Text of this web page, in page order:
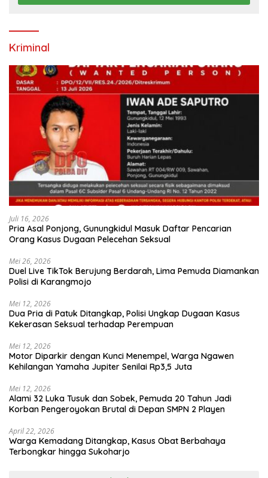
Kriminal
Juli 16, 2026
Pria Asal Ponjong, Gunungkidul Masuk Daftar Pencarian
Orang Kasus Dugaan Pelecehan Seksual
Mei 26, 2026
Duel Live TikTok Berujung Berdarah, Lima Pemuda Diamankan
Polisi di Karangmojo
Mei 12, 2026
Dua Pria di Patuk Ditangkap, Polisi Ungkap Dugaan Kasus
Kekerasan Seksual terhadap Perempuan
Mei 12, 2026
Motor Diparkir dengan Kunci Menempel, Warga Ngawen
Kehilangan Yamaha Jupiter Senilai Rp3,5 Juta
Mei 12, 2026
Alami 32 Luka Tusuk dan Sobek, Pemuda 20 Tahun Jadi
Korban Pengeroyokan Brutal di Depan SMPN 2 Playen
April 22, 2026
Warga Kemadang Ditangkap, Kasus Obat Berbahaya
Terbongkar hingga Sukoharjo